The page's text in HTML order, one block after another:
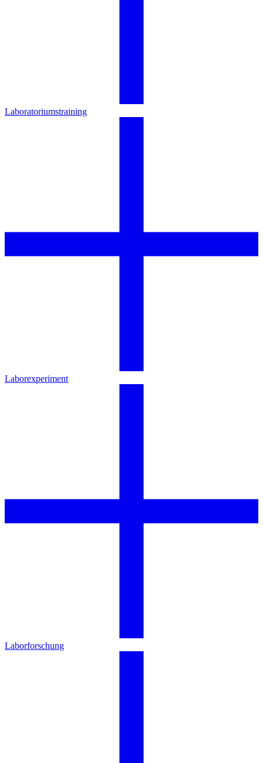
Laboratoriumstraining
Laborexperiment
Laborforschung